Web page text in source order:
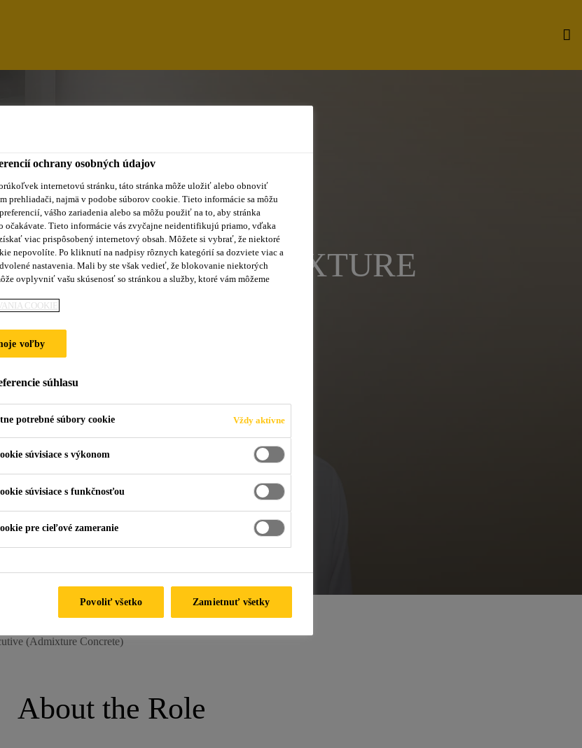
(ADMIXTURE
(Admixture Concrete)
About the Role
ochrany osobných údajov
internetovú stránku, táto stránka môže uložiť alebo obnoviť
prehliadači, najmä v podobe súborov cookie. Tieto informácie sa môžu
vášho zariadenia alebo sa môžu použiť na to, aby stránka
očakávate. Tieto informácie vás zvyčajne neidentifikujú priamo, vďaka
viac prispôsobený internetový obsah. Môžete si vybrať, že niektoré
nepovolíte. Po kliknutí na nadpisy rôznych kategórií sa dozviete viac a
nastavenia. Mali by ste však vedieť, že blokovanie niektorých
ovplyvniť vašu skúsenosť so stránkou a služby, ktoré vám môžeme
COOKIE
voľby
súhlasu
potrebné súbory cookie Vždy aktívne
súvisiace s výkonom
súvisiace s funkčnosťou
pre cieľové zameranie
Zamietnuť všetky
Povoliť všetko